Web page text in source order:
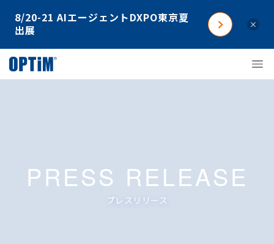
8/20-21 AIエージェントDXPO東京夏
出展
×
PRESS RELEASE
プレスリリース